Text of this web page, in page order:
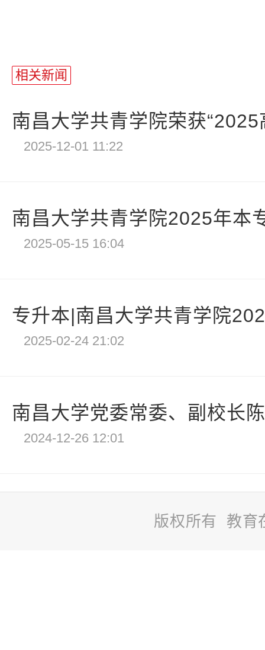
相关新闻
南昌大学共青学院荣获
2025-12-01 11:22
南昌大学共青学院2025年本
2025-05-15 16:04
专升本|南昌大学共青学院
2025-02-24 21:02
南昌大学党委常委、副校长
2024-12-26 12:01
版权所有 教育